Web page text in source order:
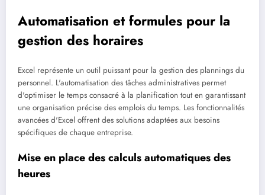
Automatisation et formules pour la
gestion des horaires
Excel représente un outil puissant pour la gestion des plannings du
personnel. L'automatisation des tâches administratives permet
d'optimiser le temps consacré à la planification tout en garantissant
une organisation précise des emplois du temps. Les fonctionnalités
avancées d'Excel offrent des solutions adaptées aux besoins
spécifiques de chaque entreprise.
Mise en place des calculs automatiques des
heures